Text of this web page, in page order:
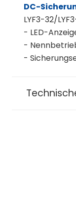
DC-
LYF3-32/
- LED-
-
-